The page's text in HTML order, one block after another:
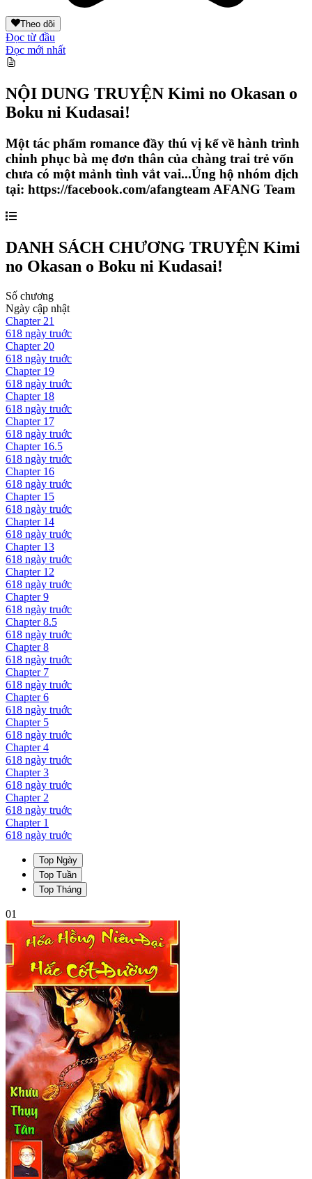
Theo dõi
Đọc từ đầu
Đọc mới nhất
NỘI DUNG TRUYỆN Kimi no Okasan o
Boku ni Kudasai!
Một tác phẩm romance đầy thú vị kể về hành trình
chinh phục bà mẹ đơn thân của chàng trai trẻ vốn
chưa có một mảnh tình vắt vai...Ủng hộ nhóm dịch
tại: https://facebook.com/afangteam AFANG Team
DANH SÁCH CHƯƠNG TRUYỆN Kimi
no Okasan o Boku ni Kudasai!
Số chương
Ngày cập nhật
Chapter 21
618 ngày truớc
Chapter 20
618 ngày truớc
Chapter 19
618 ngày truớc
Chapter 18
618 ngày truớc
Chapter 17
618 ngày truớc
Chapter 16.5
618 ngày truớc
Chapter 16
618 ngày truớc
Chapter 15
618 ngày truớc
Chapter 14
618 ngày truớc
Chapter 13
618 ngày truớc
Chapter 12
618 ngày truớc
Chapter9
618 ngày truớc
Chapter8.5
618 ngày truớc
Chapter8
618 ngày truớc
Chapter 7
618 ngày truớc
Chapter6
618 ngày truớc
Chapter 5
618 ngày truớc
Chapter4
618 ngày truớc
Chapter3
618 ngày truớc
Chapter 2
618 ngày truớc
Chapter 1
618 ngày truớc
Top Ngày
Top Tuần
Top Tháng
01